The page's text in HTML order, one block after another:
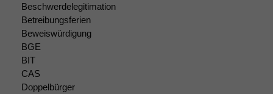
Beschwerdelegitimation
Betreibungsferien
Beweiswürdigung
BGE
BIT
CAS
Doppelbürger